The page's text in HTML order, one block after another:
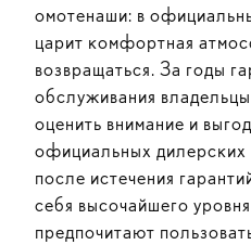
омотенаши: в
царит комфортная
возвращаться. За годы
обслуживания
оценить внимание и
официальных
после истечения
себя высочайшего
предпочитают